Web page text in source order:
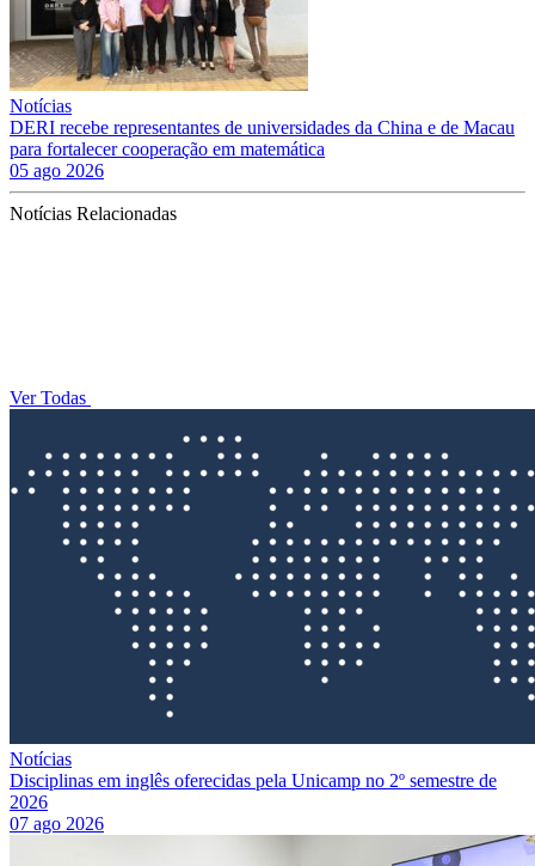
Notícias
DERI recebe representantes de universidades da China e de Macau
para fortalecer cooperação em matemática
05 ago 2026
Notícias Relacionadas
Ver Todas
Notícias
Disciplinas em inglês oferecidas pela Unicamp no 2º semestre de
2026
07 ago 2026